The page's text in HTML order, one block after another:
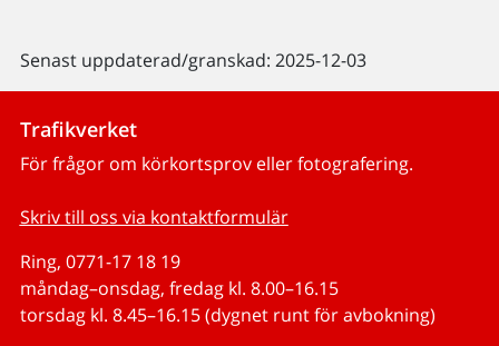
Senast uppdaterad/granskad: 2025-12-03
Trafikverket
För frågor om körkortsprov eller fotografering.
Skriv till oss via kontaktformulär
Ring, 0771-17 18 19
måndag–onsdag, fredag kl. 8.00–16.15
torsdag kl. 8.45–16.15 (dygnet runt för avbokning)